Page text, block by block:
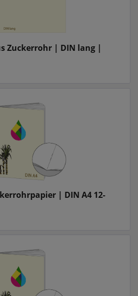
Zuckerrohr | DIN lang |
| DIN A4 12-